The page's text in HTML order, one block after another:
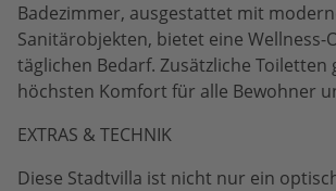
Badezimmer, ausgestattet mit
Sanitärobjekten, bietet eine Wellness-
täglichen Bedarf. Zusätzliche Toiletten
höchsten Komfort für alle Bewohner
EXTRAS & TECHNIK
Diese Stadtvilla ist nicht nur ein